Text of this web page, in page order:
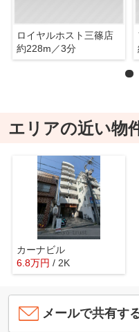
ロイヤルホスト三篠店
約228m／3分
エリアの近い物
カーナビル
6.8万円 / 2K
メールで共有す